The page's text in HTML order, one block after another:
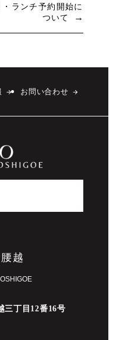
ランチ予約開始に
ついて
→
お問い合わせ
越
三丁目12番16号